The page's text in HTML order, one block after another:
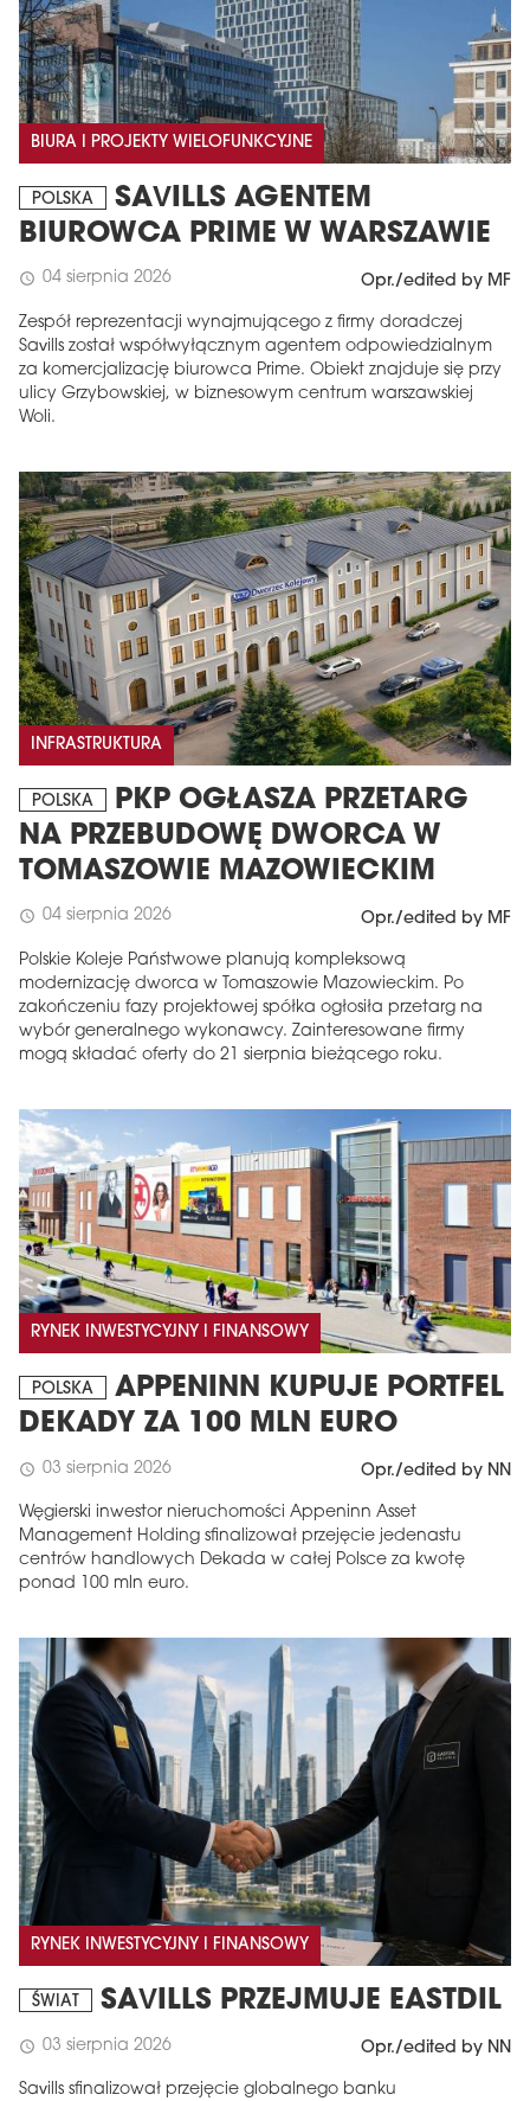
BIURA I PROJEKTY WIELOFUNKCYJNE
POLSKA
SAVILLS AGENTEM
BIUROWCA PRIME W WARSZAWIE
schedule 04 sierpnia 2026 Opr./edited by MF
Zespół reprezentacji wynajmującego z firmy doradczej
Savills został współwyłącznym agentem odpowiedzialnym
za komercjalizację biurowca Prime. Obiekt znajduje się przy
ulicy Grzybowskiej, w biznesowym centrum warszawskiej
Woli.
INFRASTRUKTURA
POLSKA
PKP OGŁASZA PRZETARG
NA PRZEBUDOWĘ DWORCA W
TOMASZOWIE MAZOWIECKIM
schedule 04 sierpnia 2026 Opr./edited by MF
Polskie Koleje Państwowe planują kompleksową
modernizację dworca w Tomaszowie Mazowieckim. Po
zakończeniu fazy projektowej spółka ogłosiła przetarg na
wybór generalnego wykonawcy. Zainteresowane firmy
mogą składać oferty do 21 sierpnia bieżącego roku.
RYNEK INWESTYCYJNY I FINANSOWY
POLSKA
APPENINN KUPUJE PORTFEL
DEKADY ZA 100 MLN EURO
schedule 03 sierpnia 2026 Opr./edited by NN
Węgierski inwestor nieruchomości Appeninn Asset
Management Holding sfinalizował przejęcie jedenastu
centrów handlowych Dekada w całej Polsce za kwotę
ponad 100 mln euro.
RYNEK INWESTYCYJNY I FINANSOWY
ŚWIAT SAVILLS PRZEJMUJE EASTDIL
schedule 03 sierpnia 2026 Opr./edited by NN
Savills sfinalizował przejęcie globalnego banku